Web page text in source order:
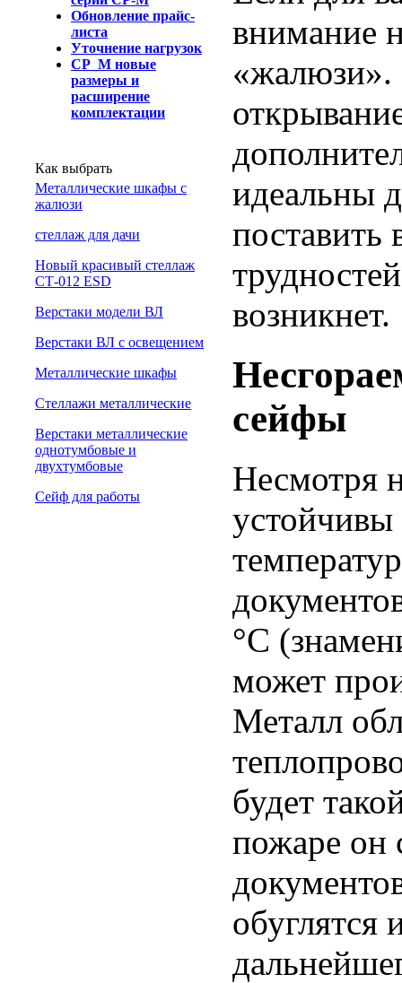
Обновление прайс-
листа
Уточнение нагрузок
СР_М новые
размеры и
расширение
комплектации
Как выбрать
Металлические шкафы с
жалюзи
cтеллаж для дачи
Новый красивый стеллаж
СТ-012 ESD
Верстаки модели ВЛ
Верстаки ВЛ с освещением
Металлические шкафы
Стеллажи металлические
Верстаки металлические
однотумбовые и
двухтумбовые
Сейф для работы
внимание
«жалюзи».
идеальны
поставить
возникнет.
сейфы
Несмотря
устойчивы
°C
может
Металл
будет
пожаре он
обуглятся